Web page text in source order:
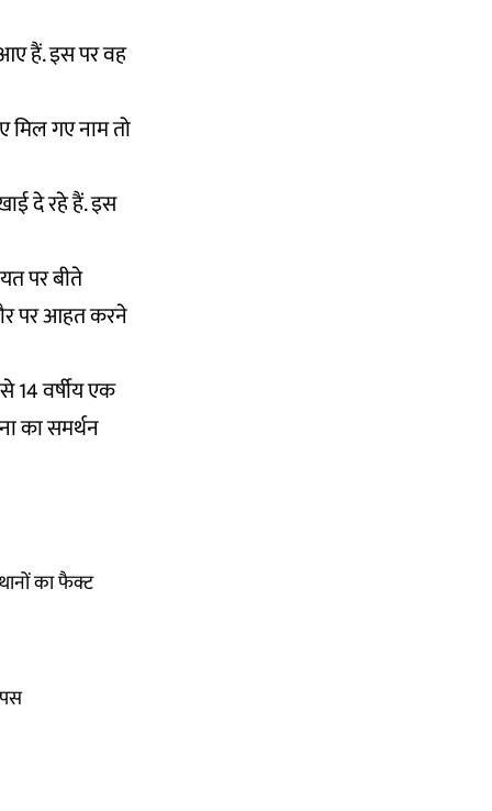
हैं. इस पर वह
मिल गए नाम तो
दे रहे हैं. इस
पर बीते
पर आहत करने
14 वर्षीय एक
का समर्थन
का फैक्ट